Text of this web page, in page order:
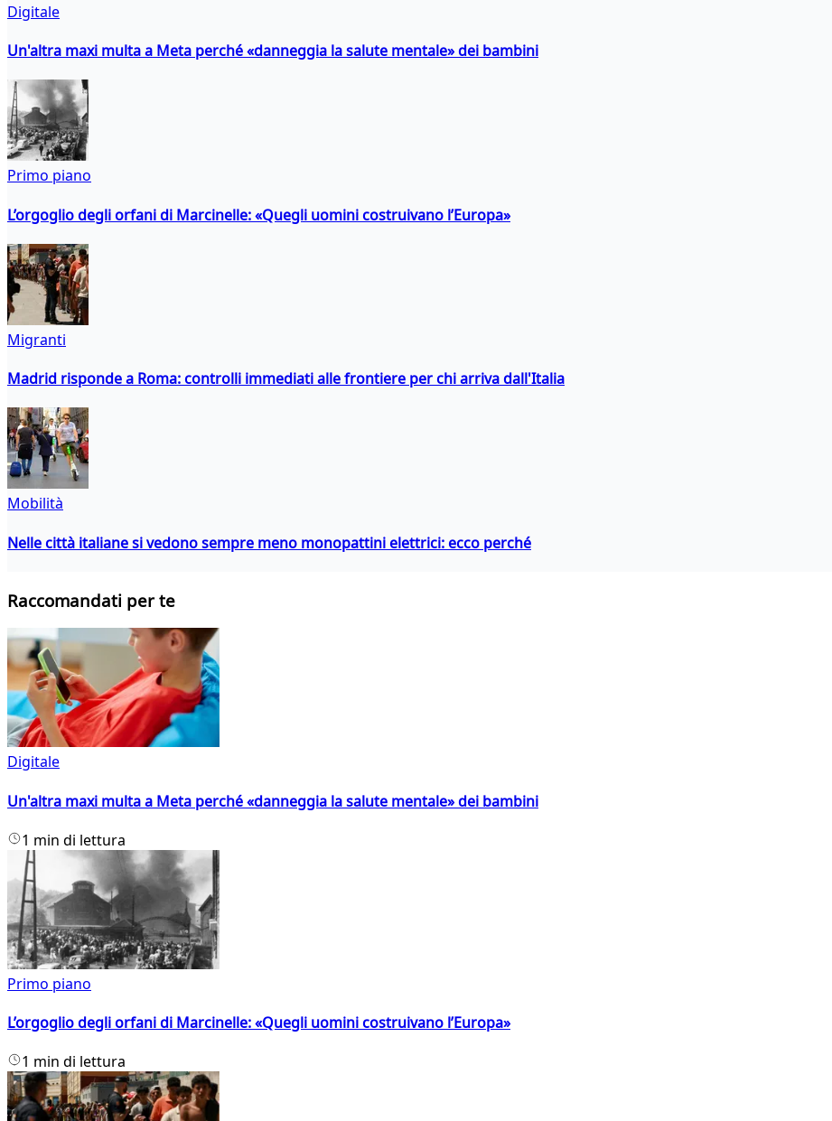
Digitale
Un'altra maxi multa a Meta perché «danneggia la salute mentale» dei bambini
Primo piano
L’orgoglio degli orfani di Marcinelle: «Quegli uomini costruivano l’Europa»
Migranti
Madrid risponde a Roma: controlli immediati alle frontiere per chi arriva dall'Italia
Mobilità
Nelle città italiane si vedono sempre meno monopattini elettrici: ecco perché
Raccomandati per te
Digitale
Un'altra maxi multa a Meta perché «danneggia la salute mentale» dei bambini
1 min di lettura
Primo piano
L’orgoglio degli orfani di Marcinelle: «Quegli uomini costruivano l’Europa»
1 min di lettura